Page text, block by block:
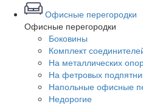
Офисные перегородки
Офисные перегородки
Боковины
Комплект
На металлических
На фетровых
Напольные офисные
Недорогие